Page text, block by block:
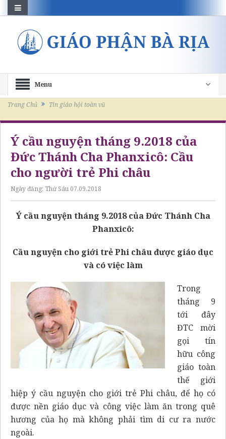
Menu
Trang Chủ Tin giáo hội toàn vũ
Ý cầu nguyện tháng 9.2018 của
Đức Thánh Cha Phanxicô: Cầu
cho người trẻ Phi châu
Ngày đăng: Thứ Sáu 07.09.2018
Ý cầu nguyện tháng 9.2018 của Đức Thánh Cha
Phanxicô:
Cầu nguyện cho giới trẻ Phi châu được giáo dục
và có việc làm
Trong
tháng 9
tới đây
ĐTC mời
gọi tín
hữu công
giáo toàn
thế giới
hiệp ý cầu nguyện cho giới trẻ Phi châu, để họ có
được nền giáo dục và công việc làm ăn trong quê
hương của họ mà không phải tìm di cư ra nước
ngoài.